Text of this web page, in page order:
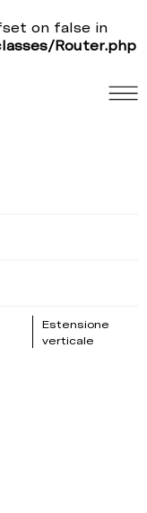
on false in
Router.php
Estensione
verticale